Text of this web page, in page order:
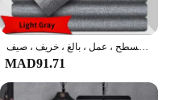
ريبوي-بنطلون مستقيم كاجوال للرجال ، بنطلون طويل رسمي ، بنطلون بدلة سميك ، أحادي اللون ، تصميم مسطح ، عمل ، بالغ ، خريف ، صيف
MAD91.71